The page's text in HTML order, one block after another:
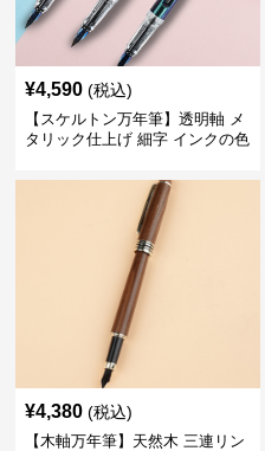
¥4,590 (税込)
【スケルトン万年筆】透明軸 メ
タリック仕上げ 細字 インクの色
する
¥4,380 (税込)
【木軸万年筆】天然木 三連リン